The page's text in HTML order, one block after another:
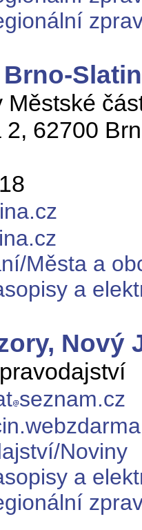
Městské
2, 62700
Města a
a
Nový
seznam.cz
Noviny
a